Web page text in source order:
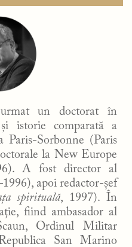
un doctorat în
istorie comparată a
Sorbonne (Paris
la New Europe
A fost director al
apoi redactor-șef
spirituală, 1997). În
fiind ambasador al
Ordinul Militar
San Marino